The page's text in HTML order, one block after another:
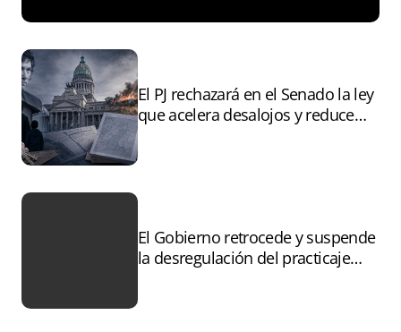
El PJ rechazará en el Senado la ley
que acelera desalojos y reduce
El Gobierno retrocede y suspende
la desregulación del practicaje